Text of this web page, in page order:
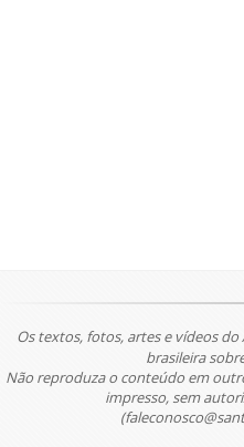
Os textos, fotos, artes e vídeos
brasileira
Não reproduza o conteúdo em
impresso, sem